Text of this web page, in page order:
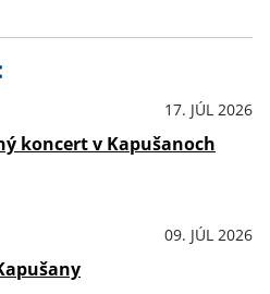
17. JÚL 2026
koncert v Kapušanoch
09. JÚL 2026